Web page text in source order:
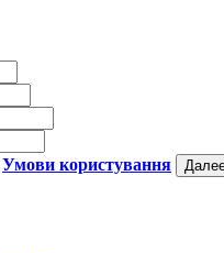
Умови користування